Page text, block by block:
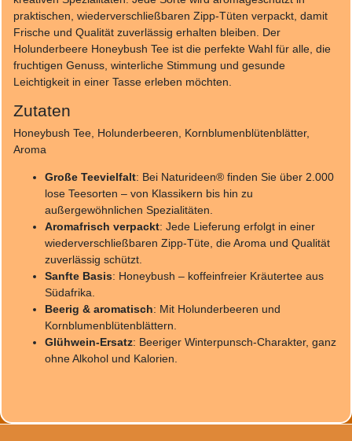
praktischen, wiederverschließbaren Zipp-Tüten verpackt, damit
Frische und Qualität zuverlässig erhalten bleiben. Der
Holunderbeere Honeybush Tee ist die perfekte Wahl für alle, die
fruchtigen Genuss, winterliche Stimmung und gesunde
Leichtigkeit in einer Tasse erleben möchten.
Zutaten
Honeybush Tee, Holunderbeeren, Kornblumenblütenblätter,
Aroma
Große Teevielfalt: Bei Naturideen® finden Sie über 2.000
lose Teesorten – von Klassikern bis hin zu
außergewöhnlichen Spezialitäten.
Aromafrisch verpackt: Jede Lieferung erfolgt in einer
wiederverschließbaren Zipp-Tüte, die Aroma und Qualität
zuverlässig schützt.
Sanfte Basis: Honeybush – koffeinfreier Kräutertee aus
Südafrika.
Beerig & aromatisch: Mit Holunderbeeren und
Kornblumenblütenblättern.
Glühwein-Ersatz: Beeriger Winterpunsch-Charakter, ganz
ohne Alkohol und Kalorien.